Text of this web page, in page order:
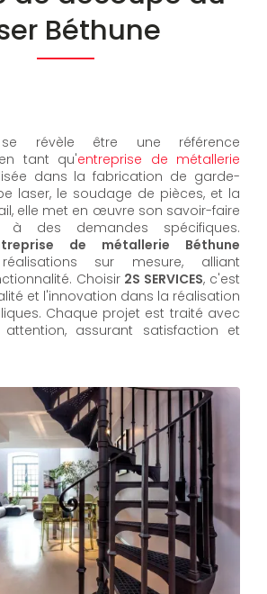
Béthune
se révèle être une référence
tant qu'entreprise de métallerie
dans la fabrication de garde-
laser, le soudage de pièces, et la
elle met en œuvre son savoir-faire
à des demandes spécifiques.
de métallerie Béthune
sur mesure, alliant
Choisir 2S SERVICES, c'est
et l'innovation dans la réalisation
Chaque projet est traité avec
assurant satisfaction et